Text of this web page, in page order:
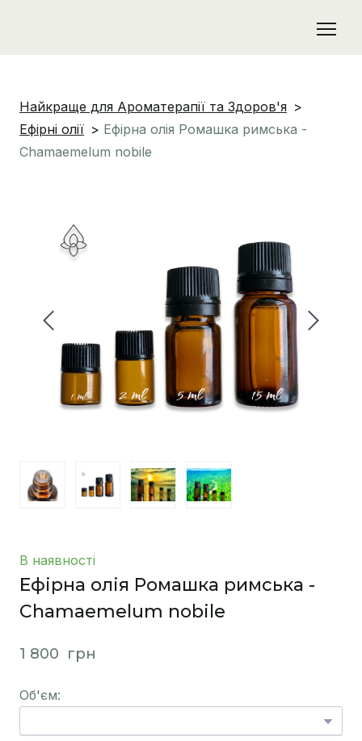
Найкраще для Ароматерапії та Здоров'я
Ефірні олії
Ефірна олія Ромашка римська -
Chamaemelum nobile
В наявності
Ефірна олія Ромашка римська -
Chamaemelum nobile
1 800  грн
Об'єм: